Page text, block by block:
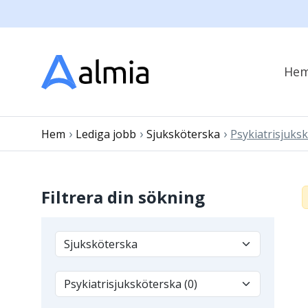
Hem › Lediga jobb › Sjuksköterska ›
Filtrera din sökning